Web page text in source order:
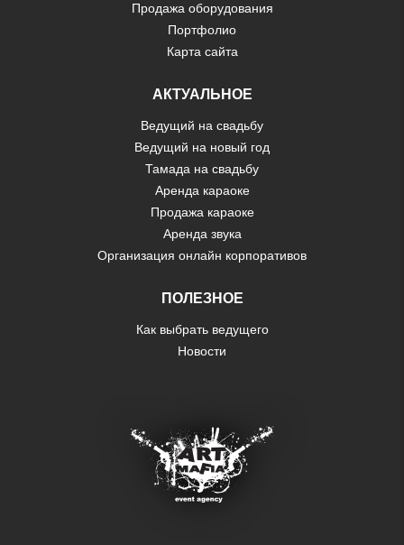
Продажа оборудования
Портфолио
Карта сайта
АКТУАЛЬНОЕ
Ведущий на свадьбу
Ведущий на новый год
Тамада на свадьбу
Аренда караоке
Продажа караоке
Аренда звука
Организация онлайн корпоративов
ПОЛЕЗНОЕ
Как выбрать ведущего
Новости